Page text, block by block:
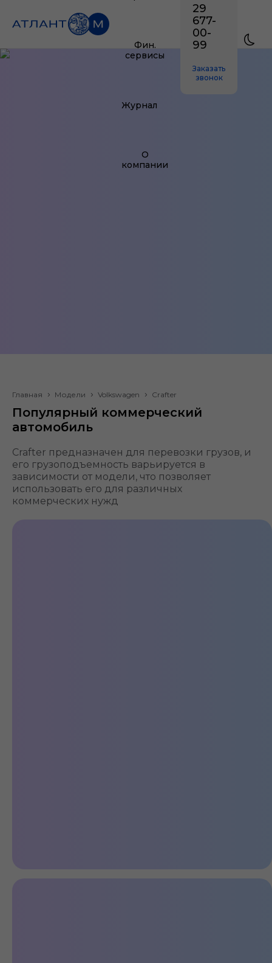
Фин.
сервисы
Журнал
О
компании
29
677-
00-
99
Заказать
звонок
Фургон
ДВС, 102-177
Задний/
Полный
привод
Расход
топлива от
7.2 л
Главная Модели Volkswagen Crafter
Популярный коммерческий
автомобиль
Crafter предназначен для перевозки грузов, и
его грузоподъемность варьируется в
зависимости от модели, что позволяет
использовать его для различных
коммерческих нужд